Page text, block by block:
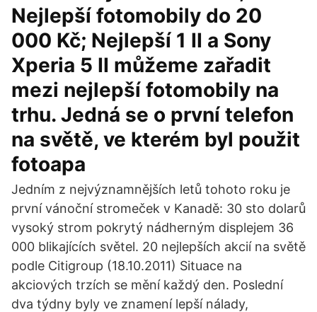
Nejlepší fotomobily do 20
000 Kč; Nejlepší 1 II a Sony
Xperia 5 II můžeme zařadit
mezi nejlepší fotomobily na
trhu. Jedná se o první telefon
na světě, ve kterém byl použit
fotoapa
Jedním z nejvýznamnějších letů tohoto roku je
první vánoční stromeček v Kanadě: 30 sto dolarů
vysoký strom pokrytý nádherným displejem 36
000 blikajících světel. 20 nejlepších akcií na světě
podle Citigroup (18.10.2011) Situace na
akciových trzích se mění každý den. Poslední
dva týdny byly ve znamení lepší nálady,